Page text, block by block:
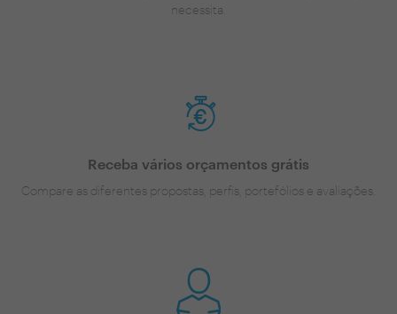
necessita.
Receba vários orçamentos grátis
Compare as diferentes propostas, perfis, portefólios e avaliações.